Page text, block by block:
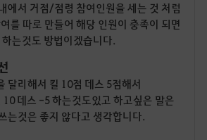
에서 거점/점령 참여인원을 세는 것 처럼
를 따로 만들어 해당 인원이 충족이 되면
는것도 방법이겠습니다.
달리해서 킬 10점 데스 5점해서
10 데스 -5 하는것도있고 하고싶은 말은
는것은 좋지 않다고 생각합니다.